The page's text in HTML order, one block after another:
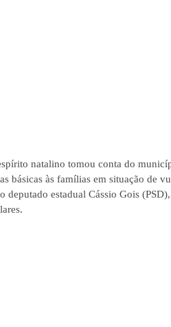
natalino tomou conta do
básicas às famílias em situação de
deputado estadual Cássio Gois